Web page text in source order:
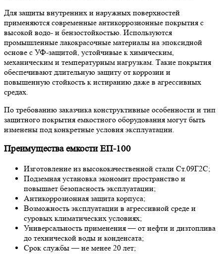
Для защиты внутренних и наружных поверхностей
применяются современные антикоррозионные покрытия с
высокой водо- и бензостойкостью. Используются
промышленные лакокрасочные материалы на эпоксидной
основе с УФ-защитой, устойчивые к химическим,
механическим и температурным нагрузкам. Такие покрытия
обеспечивают длительную защиту от коррозии и
повышенную стойкость к истиранию даже в агрессивных
средах.
По требованию заказчика конструктивные особенности и тип
защитного покрытия емкостного оборудования могут быть
изменены под конкретные условия эксплуатации.
Преимущества емкостиЕП‑100
Изготовление из высококачественной стали Ст.09Г2С;
Подземная установка экономит пространство и
повышает безопасность эксплуатации;
Антикоррозионная защита корпуса;
Возможность эксплуатации в агрессивной среде и
суровых климатических условиях;
Универсальность применения — от нефти и дизтоплива
до технической воды и конденсата;
Срок службы — не менее 20 лет;